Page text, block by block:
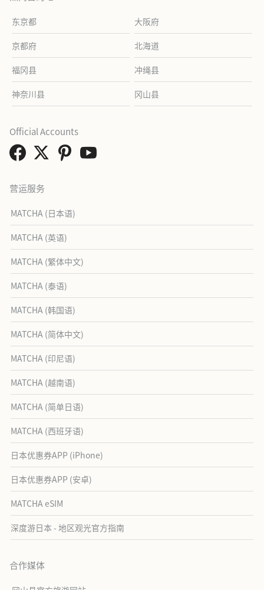
东京都 大阪府
京都府 北海道
福冈县 冲绳县
神奈川县 冈山县
营运服务
MATCHA (日本语)
MATCHA (英语)
MATCHA (繁体中文)
MATCHA (泰语)
MATCHA (韩国语)
MATCHA (简体中文)
MATCHA (印尼语)
MATCHA (越南语)
MATCHA (简单日语)
MATCHA (西班牙语)
日本优惠券APP (iPhone)
日本优惠券APP (安卓)
MATCHA eSIM
深度游日本 - 地区观光官方指南
合作媒体
Official Accounts